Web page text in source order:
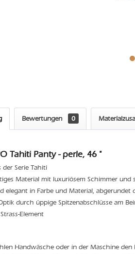
Bewertungen 0
Tahiti Panty - perle, 46 "
der Serie Tahiti
Material mit luxuriösem Schimmer und
elegant in Farbe und Material, abgerundet
durch üppige Spitzenabschlüsse am
Element
Handwäsche oder in der Maschine den